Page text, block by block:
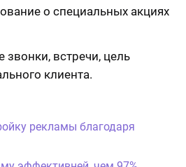
о специальных акциях
встречи, цель
клиента.
рекламы благодаря